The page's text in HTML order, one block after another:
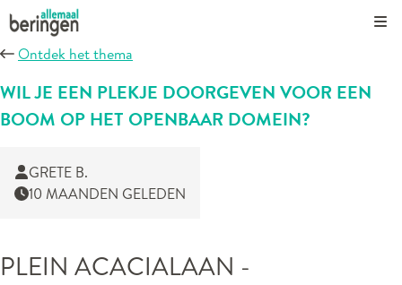
Ontdek het thema
WIL JE EEN PLEKJE DOORGEVEN VOOR EEN
BOOM OP HET OPENBAAR DOMEIN?
GRETE B.
10 MAANDEN GELEDEN
PLEIN ACACIALAAN -